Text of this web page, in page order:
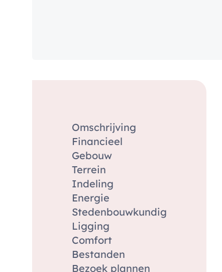
Omschrijving
Financieel
Gebouw
Terrein
Indeling
Energie
Stedenbouwkundig
Ligging
Comfort
Bestanden
Bezoek plannen